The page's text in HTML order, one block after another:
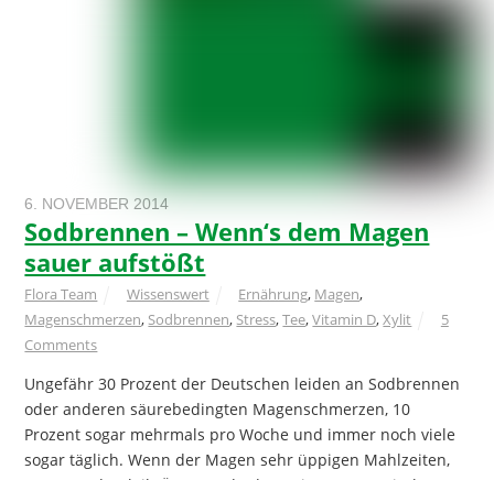
6. NOVEMBER 2014
Sodbrennen – Wenn‘s dem Magen
sauer aufstößt
Flora Team Wissenswert Ernährung, Magen,
Magenschmerzen, Sodbrennen, Stress,Tee,Vitamin D,Xylit
5
Comments
Ungefähr 30 Prozent der Deutschen leiden an Sodbrennen
oder anderen säurebedingten Magenschmerzen, 10
Prozent sogar mehrmals pro Woche und immer noch viele
sogar täglich. Wenn der Magen sehr üppigen Mahlzeiten,